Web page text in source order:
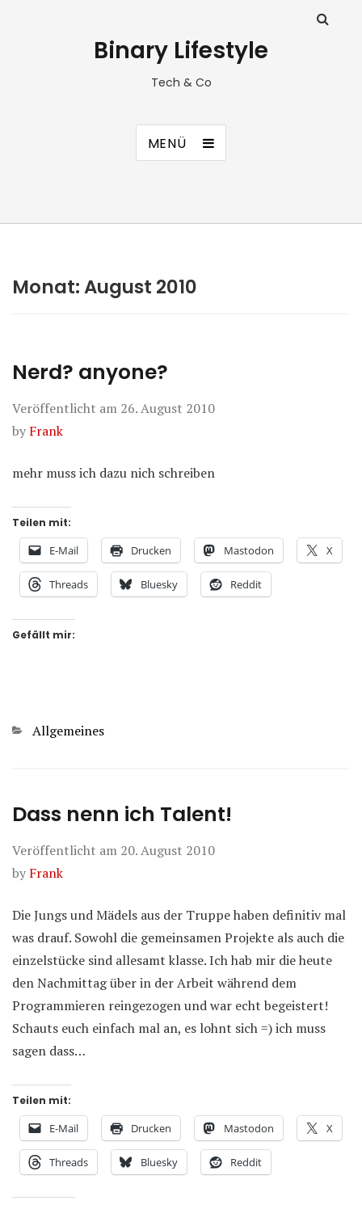
Binary Lifestyle
Tech & Co
MENÜ
Monat:August 2010
Nerd? anyone?
Veröffentlicht am 26. August 2010
by Frank
mehr muss ich dazu nich schreiben
Teilen mit:
E-Mail Drucken Mastodon X
Threads Bluesky Reddit
Gefällt mir:
Kategorien
Allgemeines
Dass nenn ich Talent!
Veröffentlicht am 20. August 2010
by Frank
Die Jungs und Mädels aus der Truppe haben definitiv mal
was drauf. Sowohl die gemeinsamen Projekte als auch die
einzelstücke sind allesamt klasse. Ich hab mir die heute
den Nachmittag über in der Arbeit während dem
Programmieren reingezogen und war echt begeistert!
Schauts euch einfach mal an, es lohnt sich =) ich muss
sagen dass…
Teilen mit:
E-Mail Drucken Mastodon X
Threads Bluesky Reddit